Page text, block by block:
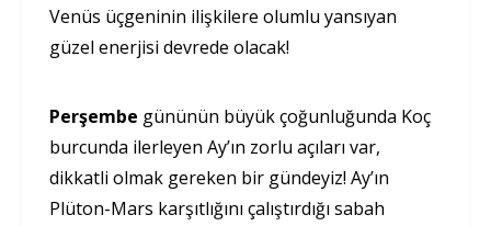
Venüs üçgeninin ilişkilere olumlu yansıyan
güzel enerjisi devrede olacak!
Perşembe gününün büyük çoğunluğunda Koç
burcunda ilerleyen Ay’ın zorlu açıları var,
dikkatli olmak gereken bir gündeyiz! Ay’ın
Plüton-Mars karşıtlığını çalıştırdığı sabah